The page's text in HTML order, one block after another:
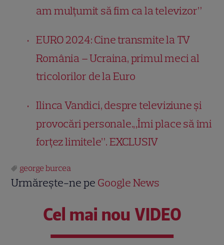
am mulţumit să fim ca la televizor”
EURO 2024: Cine transmite la TV
România – Ucraina, primul meci al
tricolorilor de la Euro
Ilinca Vandici, despre televiziune și
provocări personale.„Îmi place să îmi
forţez limitele”. EXCLUSIV
george burcea
Urmărește-ne pe Google News
Cel mai nou VIDEO